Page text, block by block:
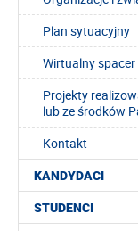
Plan sytuacyjny
Wirtualny spacer
Projekty
lub ze środków
Kontakt
KANDYDACI
STUDENCI